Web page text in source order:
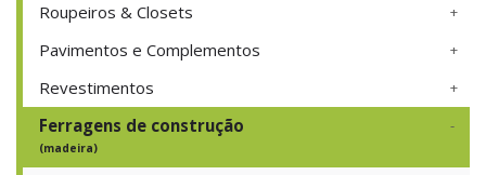
Roupeiros & Closets
Pavimentos e Complementos
Revestimentos
Ferragens de construção
(madeira)